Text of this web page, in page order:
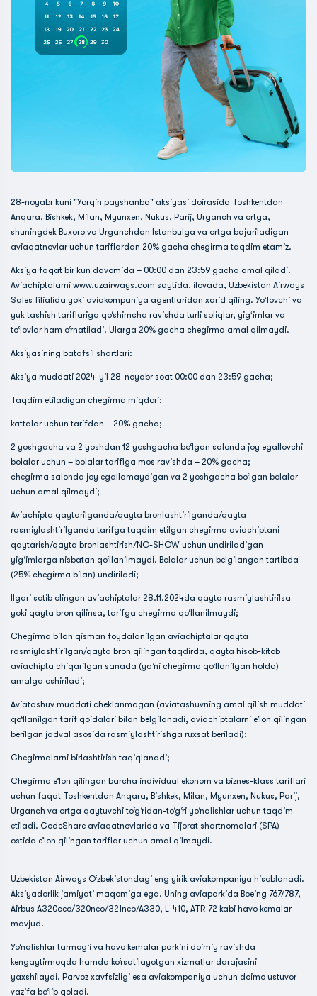
28-noyabr kuni "Yorqin payshanba" aksiyasi doirasida Toshkentdan
Anqara, Bishkek, Milan, Myunxen, Nukus, Parij, Urganch va ortga,
shuningdek Buxoro va Urganchdan Istanbulga va ortga bajariladigan
aviaqatnovlar uchun tariflardan 20% gacha chegirma taqdim etamiz.
Aksiya faqat bir kun davomida – 00:00 dan 23:59 gacha amal qiladi.
Aviachiptalarni www.uzairways.com saytida, ilovada, Uzbekistan Airways
Sales filialida yoki aviakompaniya agentlaridan xarid qiling. Yoʻlovchi va
yuk tashish tariflariga qo‘shimcha ravishda turli soliqlar, yigʻimlar va
to‘lovlar ham o‘rnatiladi. Ularga 20% gacha chegirma amal qilmaydi.
Aksiyasining batafsil shartlari:
Aksiya muddati 2024-yil 28-noyabr soat 00:00 dan 23:59 gacha;
Taqdim etiladigan chegirma miqdori:
kattalar uchun tarifdan – 20% gacha;
2 yoshgacha va 2 yoshdan 12 yoshgacha bo‘lgan salonda joy egallovchi
bolalar uchun – bolalar tarifiga mos ravishda – 20% gacha;
chegirma salonda joy egallamaydigan va 2 yoshgacha bo‘lgan bolalar
uchun amal qilmaydi;
Aviachipta qaytarilganda/qayta bronlashtirilganda/qayta
rasmiylashtirilganda tarifga taqdim etilgan chegirma aviachiptani
qaytarish/qayta bronlashtirish/NO-SHOW uchun undiriladigan
yig‘imlarga nisbatan qo‘llanilmaydi. Bolalar uchun belgilangan tartibda
(25% chegirma bilan) undiriladi;
Ilgari sotib olingan aviachiptalar 28.11.2024da qayta rasmiylashtirilsa
yoki qayta bron qilinsa, tarifga chegirma qo‘llanilmaydi;
Chegirma bilan qisman foydalanilgan aviachiptalar qayta
rasmiylashtirilgan/qayta bron qilingan taqdirda, qayta hisob-kitob
aviachipta chiqarilgan sanada (ya’ni chegirma qo‘llanilgan holda)
amalga oshiriladi;
Aviatashuv muddati cheklanmagan (aviatashuvning amal qilish muddati
qo‘llanilgan tarif qoidalari bilan belgilanadi, aviachiptalarni e’lon qilingan
berilgan jadval asosida rasmiylashtirishga ruxsat beriladi);
Chegirmalarni birlashtirish taqiqlanadi;
Chegirma e’lon qilingan barcha individual ekonom va biznes-klass tariflari
uchun faqat Toshkentdan Anqara, Bishkek, Milan, Myunxen, Nukus, Parij,
Urganch va ortga qaytuvchi to‘g‘ridan-to‘g‘ri yo‘nalishlar uchun taqdim
etiladi. CodeShare aviaqatnovlarida va Tijorat shartnomalari (SPA)
ostida e’lon qilingan tariflar uchun amal qilmaydi.
Uzbekistan Airways O‘zbekistondagi eng yirik aviakompaniya hisoblanadi.
Aksiyadorlik jamiyati maqomiga ega. Uning aviaparkida Boeing 767/787,
Airbus A320ceo/320neo/321neo/A330, L-410, ATR-72 kabi havo kemalar
mavjud.
Yo‘nalishlar tarmog‘i va havo kemalar parkini doimiy ravishda
kengaytirmoqda hamda ko‘rsatilayotgan xizmatlar darajasini
yaxshilaydi. Parvoz xavfsizligi esa aviakompaniya uchun doimo ustuvor
vazifa bo‘lib qoladi.